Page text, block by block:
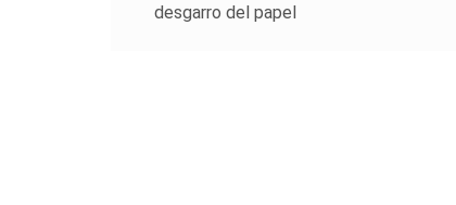
desgarro del papel